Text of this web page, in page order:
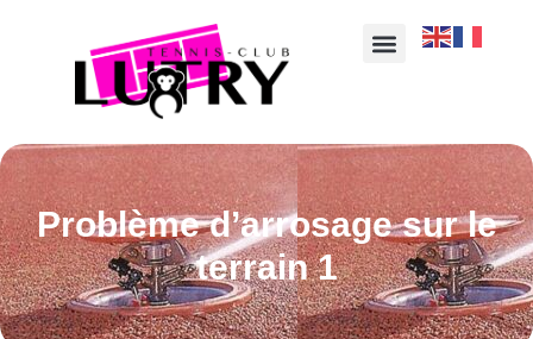
Problème d’arrosage sur le
terrain 1